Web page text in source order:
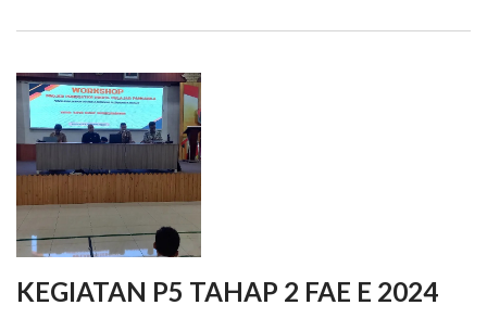
KEGIATAN P5 TAHAP 2 FAE E 2024